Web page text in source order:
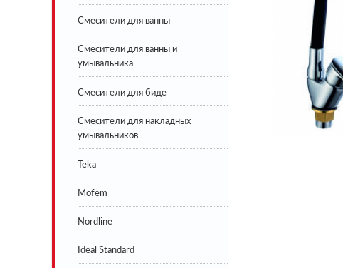
Lavinia Boho
Смесители для ванны
Смесители для ванны и
умывальника
Смесители для биде
Смесители для накладных
умывальников
Teka
Mofem
Nordline
Ideal Standard